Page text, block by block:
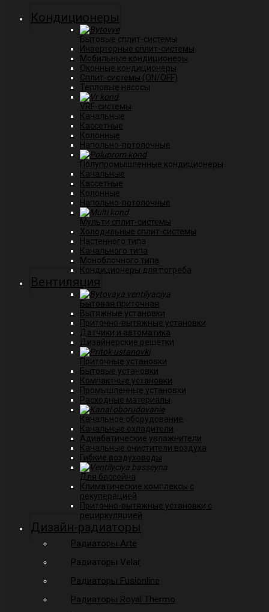
Кондиционеры
Бытовые сплит-системы
Инверторные сплит-системы
Мобильные кондиционеры
Оконные кондиционеры
Сплит-системы (ON/OFF)
Тепловые насосы
VRF-системы
Канальные
Касcетные
Колонные
Напольно-потолочные
Полупромышленные кондиционеры
Канальные
Кассетные
Колонные
Напольно-потолочные
Мульти сплит-системы
Холодильные сплит-системы
Настенного типа
Канального типа
Моноблочного типа
Кондиционеры для погреба
Вентиляция
Бытовая приточная
Вытяжные установки
Приточно-вытяжные установки
Датчики и автоматика
Дизайнерские решётки
Приточные установки
Бытовые установки
Компактные установки
Промышленные установки
Расходные материалы
Канальное оборудование
Канальные охладители
Адиабатические увлажнители
Канальные очистители воздуха
Гибкие воздуховоды
Для бассейна
Климатические комплексы с
рекуперацией
Приточно-вытяжные установки с
рециркуляцией
Дизайн-радиаторы
Радиаторы Arte
Радиаторы Velar
Радиаторы Fusionline
Радиаторы Royal Thermo